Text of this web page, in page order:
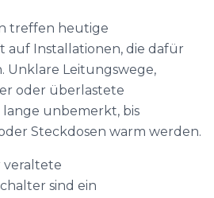
treffen heutige
auf Installationen, die dafür
Unklare Leitungswege,
oder überlastete
unbemerkt, bis
Steckdosen warm werden.
veraltete
sind ein